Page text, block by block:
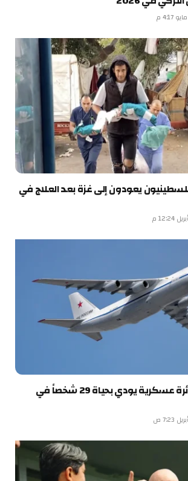
يعودون إلى غزة بعد العلاج في
روسيا.. تحطم طائرة عسكرية يودي بحياة 29 شخصاً في